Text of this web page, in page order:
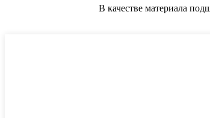
В качестве материала